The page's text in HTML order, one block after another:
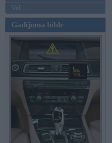
Vel...
Gadījuma bilde